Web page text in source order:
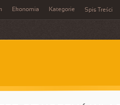
Ekonomia Kategorie Spis Treści